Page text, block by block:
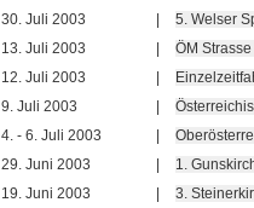
30. Juli 2003
5. Welser
13. Juli 2003
ÖM
12. Juli 2003
9. Juli 2003
4. - 6. Juli 2003
29. Juni 2003
1.
19. Juni 2003
3.